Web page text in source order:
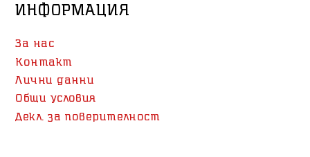
ИНФОРМАЦИЯ
За нас
Контакт
Лични данни
Общи условия
Декл. за поверителност